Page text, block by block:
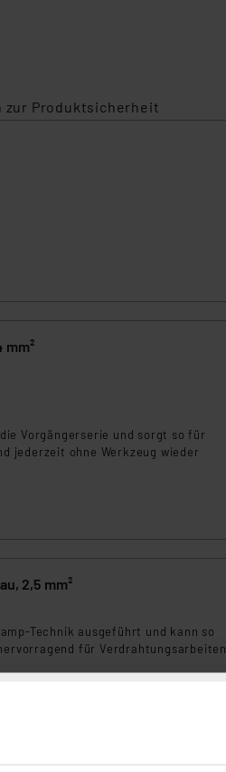
zur Produktsicherheit
mm²
Vorgängerserie und sorgt so für
jederzeit ohne Werkzeug wieder
2,5 mm²
Technik ausgeführt und kann so
für Verdrahtungsarbeiten